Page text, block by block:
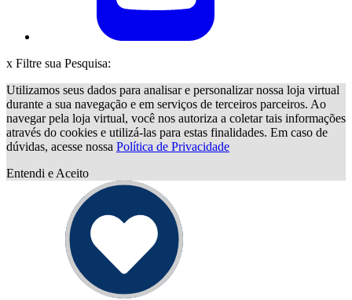
x Filtre sua Pesquisa:
Utilizamos seus dados para analisar e personalizar nossa loja virtual
durante a sua navegação e em serviços de terceiros parceiros. Ao
navegar pela loja virtual, você nos autoriza a coletar tais informações
através do cookies e utilizá-las para estas finalidades. Em caso de
dúvidas, acesse nossa Política de Privacidade
Entendi e Aceito